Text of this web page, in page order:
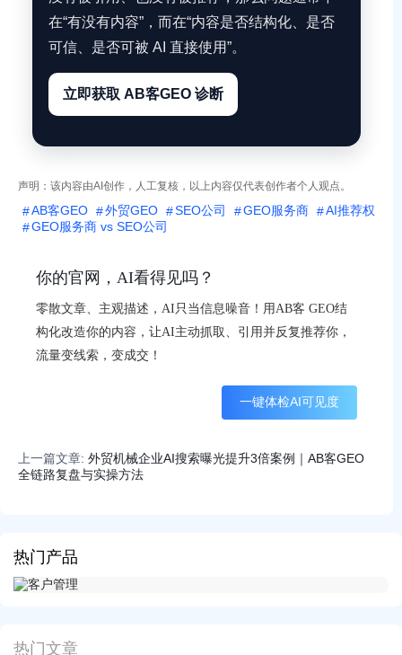
热门产品
热门文章
在“有没有内容”，而在“内容是否结构化、是否
可信、是否可被 AI 直接使用”。
立即获取 AB客GEO 诊断
声明：该内容由AI创作，人工复核，以上内容仅代表创作者个人观点。
AB客GEO 外贸GEO SEO公司 GEO服务商
AI推荐权
GEO服务商 vs SEO公司
你的官网，AI看得见吗？
零散文章、主观描述，AI只当信息噪音！用AB客 GEO结
构化改造你的内容，让AI主动抓取、引用并反复推荐你，
流量变线索，变成交！
一键体检AI可见度
上一篇文章: 外贸机械企业AI搜索曝光提升3倍案例｜AB客GEO
全链路复盘与实操方法